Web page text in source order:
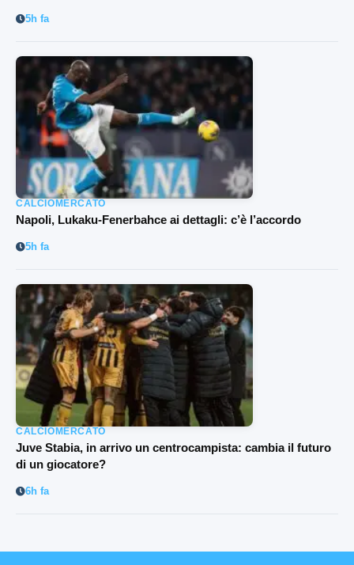
5h fa
CALCIOMERCATO
Napoli, Lukaku-Fenerbahce ai dettagli: c’è l’accordo
5h fa
CALCIOMERCATO
Juve Stabia, in arrivo un centrocampista: cambia il futuro
di un giocatore?
6h fa